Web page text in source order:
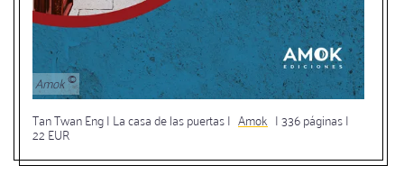
Amok
Tan Twan Eng | La casa de las puertas | Amok | 336 páginas |
22 EUR